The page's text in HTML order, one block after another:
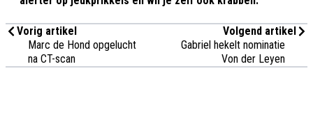
Vorig artikel
Marc de Hond opgelucht
na CT-scan
Volgend artikel
Gabriel hekelt nominatie
Von der Leyen